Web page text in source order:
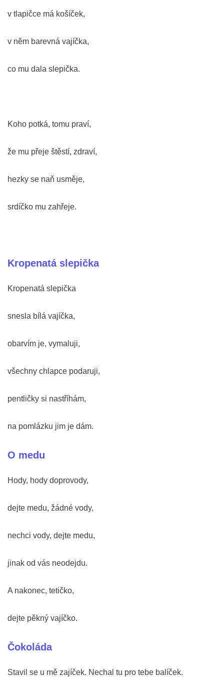
v tlapičce má košíček,
v něm barevná vajíčka,
co mu dala slepička.
Koho potká, tomu praví,
že mu přeje štěstí, zdraví,
hezky se naň usměje,
srdíčko mu zahřeje.
Kropenatá slepička
Kropenatá slepička
snesla bílá vajíčka,
obarvím je, vymaluji,
všechny chlapce podaruji,
pentličky si nastříhám,
na pomlázku jim je dám.
O medu
Hody, hody doprovody,
dejte medu, žádné vody,
nechci vody, dejte medu,
jinak od vás neodejdu.
A nakonec, tetičko,
dejte pěkný vajíčko.
Čokoláda
Stavil se u mě zajíček. Nechal tu pro tebe balíček.